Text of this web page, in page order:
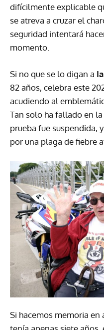
difícilmente explicable
se atreva a cruzar el
seguridad intentará
momento.
Si no que se lo digan a
82 años, celebra este
acudiendo al
Tan solo ha fallado en
prueba fue suspendida,
por una plaga de fiebre
Si hacemos memoria en